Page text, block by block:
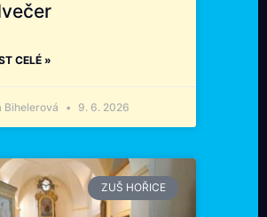
CELÉ »
Bihelerová 9. 6. 2026
ZUŠ HOŘICE